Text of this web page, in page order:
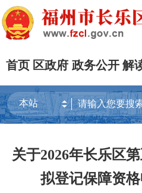
首页 区政府 政务公开 解
关于2026年长乐区
拟登记保障资